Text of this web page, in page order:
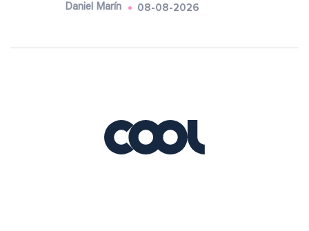
Daniel Marín 08-08-2026